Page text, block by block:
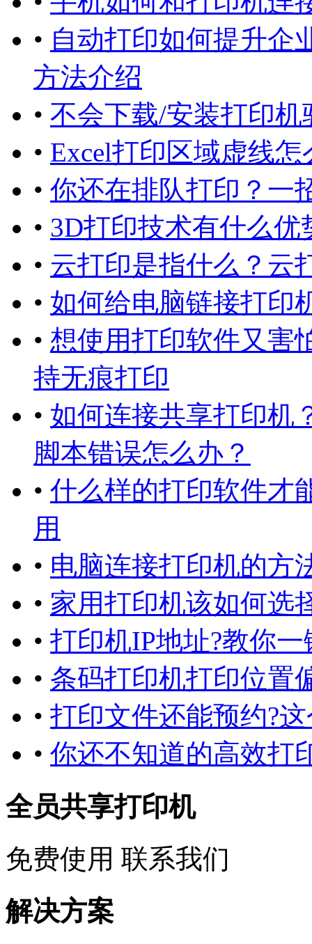
• 自动打印如何提升企
方法介绍
• 不会下载/安装打印
• Excel打印区域虚线怎
• 你还在排队打印？一
• 3D打印技术有什么优
• 云打印是指什么？云
• 如何给电脑链接打印
• 想使用打印软件又害
持无痕打印
• 如何连接共享打印机
脚本错误怎么办？
• 什么样的打印软件才
用
• 电脑连接打印机的方
• 家用打印机该如何选
• 打印机IP地址?教你
• 条码打印机打印位置
• 打印文件还能预约?
• 你还不知道的高效打
全员共享打印机
免费使用 联系我们
解决方案